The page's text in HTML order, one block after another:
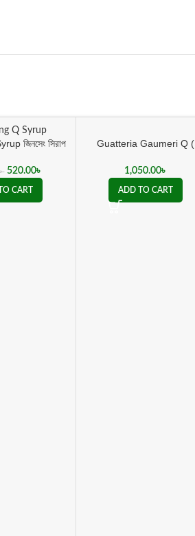
জিনসেং সিরাপ
520.00৳
CART
Guatteria Gaumeri Q (
1,050.00৳
ADD TO CART